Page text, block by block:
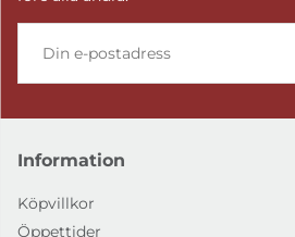
Information
Köpvillkor
Öppettider